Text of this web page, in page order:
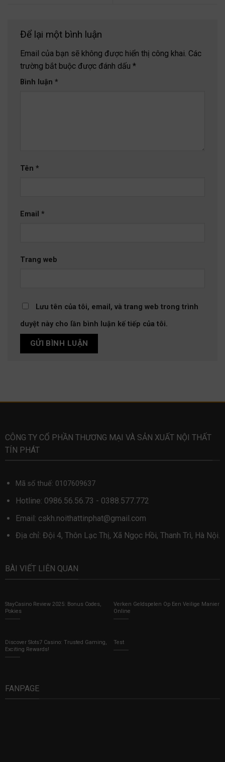
Để lại một bình luận
Email của bạn sẽ không được hiển thị công khai. Các
trường bắt buộc được đánh dấu *
Bình luận *
Tên *
Email *
Trang web
Lưu tên của tôi, email, và trang web trong trình
duyệt này cho lần bình luận kế tiếp của tôi.
CÔNG TY CỔ PHẦN THƯƠNG MẠI VÀ SẢN XUẤT NỘI THẤT
TÍN PHÁT
Mã số thuế: 0107609637
Hotline: 0986.56.56.73 - 0388.577.772
Email: cskh.noithattinphat@gmail.com
Địa chỉ: Đội 4, Thôn Lạc Thị, Xã Ngọc Hồi, Thanh Trì, Hà Nội.
BÀI VIẾT LIÊN QUAN
StayCasino Review 2025: Bonus Codes,
Pokies
Verken Geldspelen Op Een Veilige Manier
Online
Discover Slots7 Casino: Trusted Gaming,
Exciting Rewards!
Test
FANPAGE